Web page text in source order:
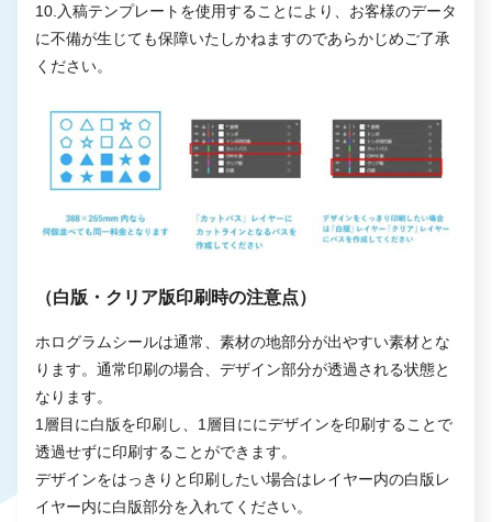
10.入稿テンプレートを使用することにより、お客様のデータ
に不備が生じても保障いたしかねますのであらかじめご了承
ください。
（白版・クリア版印刷時の注意点）
ホログラムシールは通常、素材の地部分が出やすい素材とな
ります。通常印刷の場合、デザイン部分が透過される状態と
なります。
1層目に白版を印刷し、1層目ににデザインを印刷することで
透過せずに印刷することができます。
デザインをはっきりと印刷したい場合はレイヤー内の白版レ
イヤー内に白版部分を入れてください。